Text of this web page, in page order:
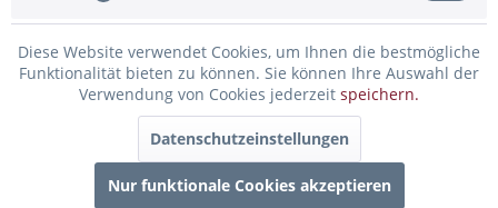
Infos zum Hersteller
Folgende Infos zum Hersteller sind verfübar...... mehr
Diese Website verwendet Cookies, um Ihnen die bestmögliche
Funktionalität bieten zu können. Sie können Ihre Auswahl der
Verwendung von Cookies jederzeit speichern.
Datenschutzeinstellungen
Nur funktionale Cookies akzeptieren